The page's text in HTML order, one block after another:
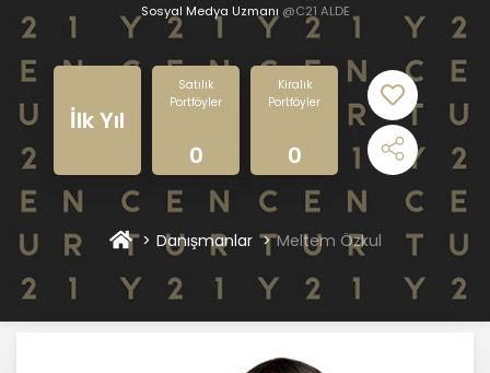
Sosyal Medya Uzmanı @C21 ALDE
İlk Yıl
Satılık
Portföyler
0
Kiralık
Portföyler
0
Danışmanlar Meltem Özkul